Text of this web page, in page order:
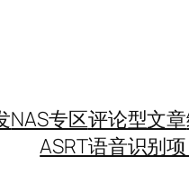
NAS专区评论型文章
ASRT语音识别